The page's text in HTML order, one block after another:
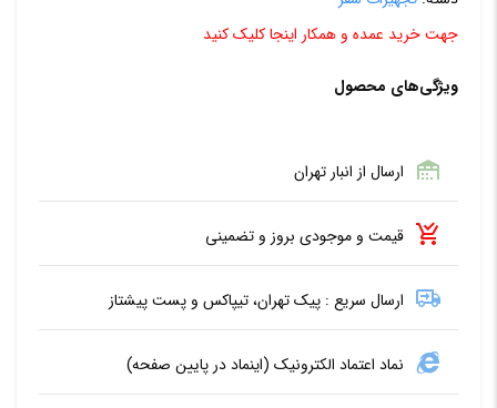
جهت خرید عمده و همکار اینجا کلیک کنید
ویژگی‌های محصول
ارسال از انبار تهران
قیمت و موجودی بروز و تضمینی
ارسال سریع : پیک تهران، تیپاکس و پست پیشتاز
نماد اعتماد الکترونیک (اینماد در پایین صفحه)